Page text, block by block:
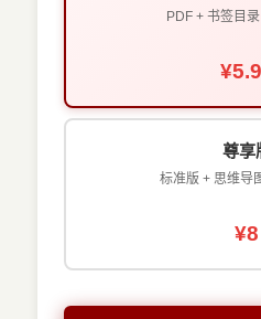
PDF + 书签目
尊享
标准版 + 思维导
¥8